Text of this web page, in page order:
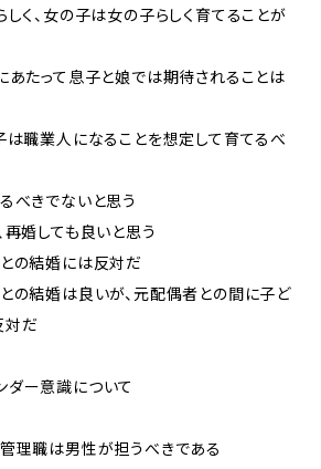
しく、女の子は女の子らしく育てることが
あたって息子と娘では期待されることは
は職業人になることを想定して育てるべ
べきでないと思う
再婚しても良いと思う
の結婚には反対だ
の結婚は良いが、元配偶者との間に子ど
対だ
ダー意識について
管理職は男性が担うべきである